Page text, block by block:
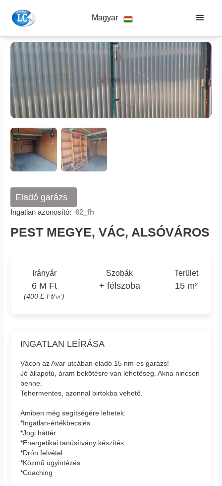
Magyar
Eladó garázs
Ingatlan azonosító: 62_fh
PEST MEGYE, VÁC, ALSÓVÁROS
Irányár
6 M Ft
(400 E Ft/㎡)
Szobák
+ félszoba
Terület
15 m²
INGATLAN LEÍRÁSA
Vácon az Avar utcában eladó 15 nm-es garázs!
Jó állapotú, áram bekötésre van lehetőség. Akna nincsen
benne.
Tehermentes, azonnal birtokba vehető.
Amiben még segítségére lehetek:
*Ingatlan-értékbecslés
*Jogi háttér
*Energetikai tanúsítvány készítés
*Drón felvétel
*Közmű ügyintézés
*Coaching